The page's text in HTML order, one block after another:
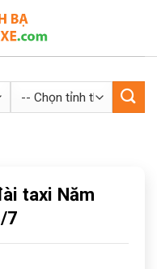
taxi Năm
7